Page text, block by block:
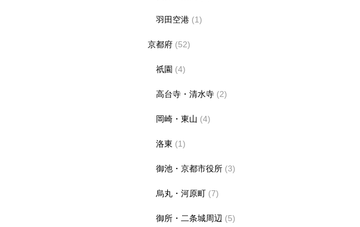
羽田空港 (1)
京都府 (52)
祇園 (4)
高台寺・清水寺 (2)
岡崎・東山 (4)
洛東 (1)
御池・京都市役所 (3)
烏丸・河原町 (7)
御所・二条城周辺 (5)